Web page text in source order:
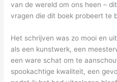
van de wereld om ons heen –
vragen die dit boek probeert te
Het schrijven was zo mooi en
als een kunstwerk, een
een ware schat om te
spookachtige kwaliteit, een